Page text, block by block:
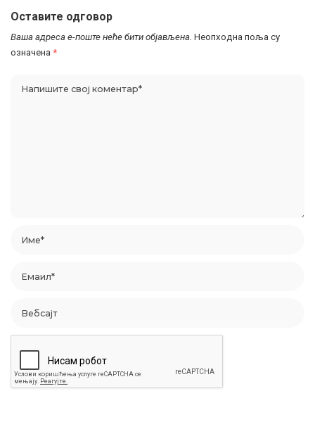
Оставите одговор
Ваша адреса е-поште неће бити објављена. Неопходна поља су
означена *